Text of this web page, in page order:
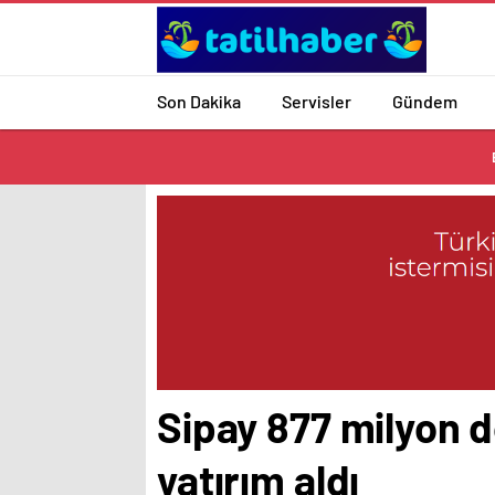
Son Dakika Servisler Gündem
Sipay 877 milyon
yatırım aldı